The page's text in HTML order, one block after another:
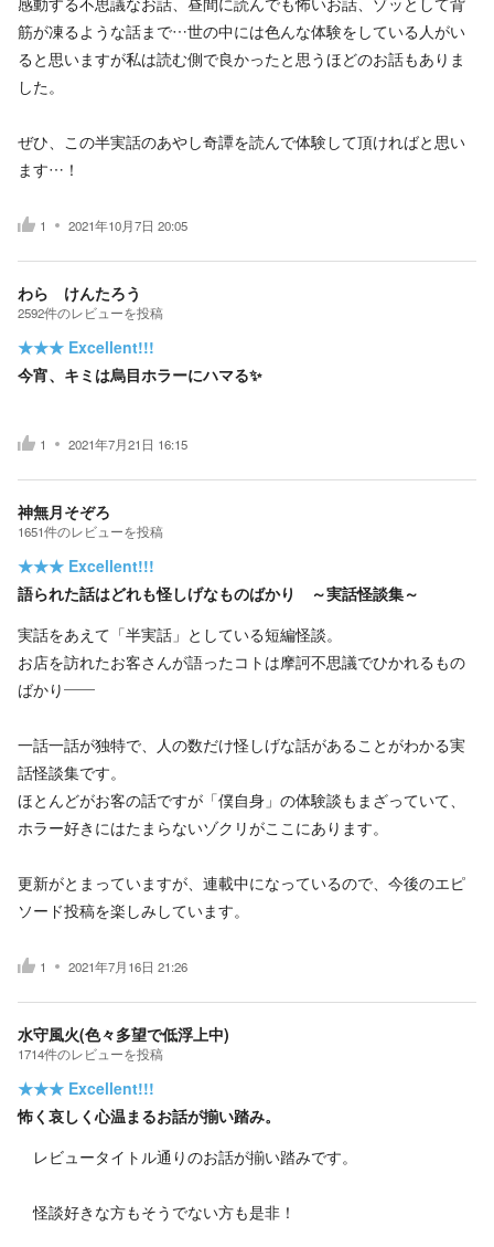
筋が凍るような話まで…世の中には色んな体験をしている人がい
ると思いますが私は読む側で良かったと思うほどのお話もありま
した。
ぜひ、この半実話のあやし奇譚を読んで体験して頂ければと思い
ます…！
1 2021年10月7日 20:05
わら けんたろう
2592件のレビューを投稿
★★★ Excellent!!!
今宵、キミは烏目ホラーにハマる✨
1 2021年7月21日 16:15
神無月そぞろ
1651件のレビューを投稿
★★★ Excellent!!!
語られた話はどれも怪しげなものばかり ～実話怪談集～
実話をあえて「半実話」としている短編怪談。
お店を訪れたお客さんが語ったコトは摩訶不思議でひかれるもの
ばかり――
一話一話が独特で、人の数だけ怪しげな話があることがわかる実
話怪談集です。
ほとんどがお客の話ですが「僕自身」の体験談もまざっていて、
ホラー好きにはたまらないゾクリがここにあります。
更新がとまっていますが、連載中になっているので、今後のエピ
ソード投稿を楽しみしています。
1 2021年7月16日 21:26
水守風火(色々多望で低浮上中)
1714件のレビューを投稿
★★★ Excellent!!!
怖く哀しく心温まるお話が揃い踏み。
レビュータイトル通りのお話が揃い踏みです。
怪談好きな方もそうでない方も是非！